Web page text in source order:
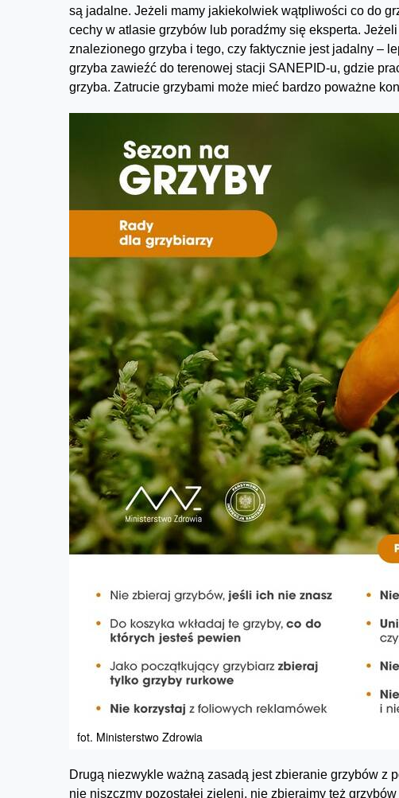
są jadalne. Jeżeli mamy jakiekolwiek wątpliwości co do
cechy w atlasie grzybów lub poradźmy się eksperta.
znalezionego grzyba i tego, czy faktycznie jest jadalny –
grzyba zawieźć do terenowej stacji SANEPID-u, gdzie
grzyba. Zatrucie grzybami może mieć bardzo poważne
fot. Ministerstwo Zdrowia
Drugą niezwykle ważną zasadą jest zbieranie grzybów z
nie niszczmy pozostałej zieleni, nie zbierajmy też